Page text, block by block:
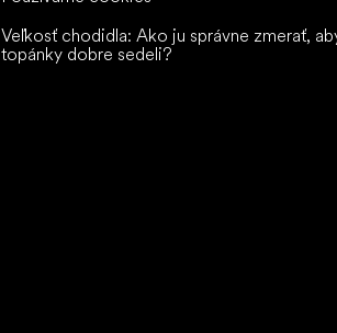
Veľkosť chodidla: Ako ju správne zmerať,
topánky dobre sedeli?